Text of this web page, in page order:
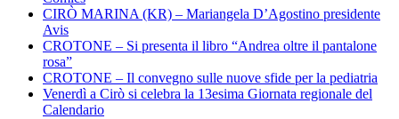
CIRÒ MARINA (KR) – Mariangela D’Agostino presidente
Avis
CROTONE – Si presenta il libro “Andrea oltre il pantalone
rosa”
CROTONE – Il convegno sulle nuove sfide per la pediatria
Venerdì a Cirò si celebra la 13esima Giornata regionale del
Calendario